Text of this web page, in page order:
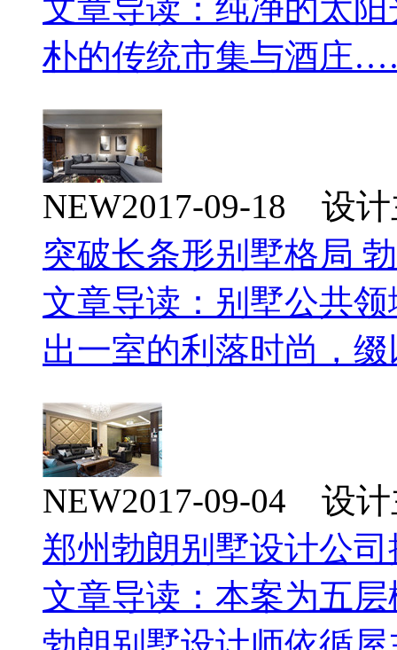
文章导读：纯净的太
朴的传统市集与酒庄
NEW2017-09-18 设
突破长条形别墅格局
文章导读：别墅公共
出一室的利落时尚，
NEW2017-09-04 设
郑州勃朗别墅设计公
文章导读：本案为五